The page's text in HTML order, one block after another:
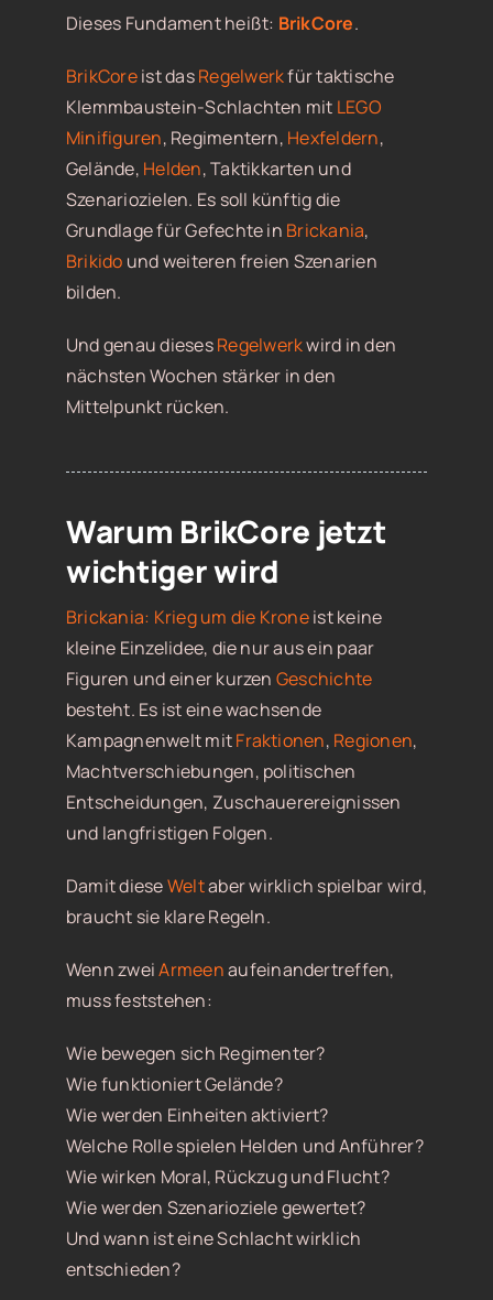
Dieses Fundament heißt: BrikCore.
BrikCoreist dasRegelwerkfür taktische
Klemmbaustein-Schlachten mit LEGO
Minifiguren, Regimentern, Hexfeldern,
Gelände, Helden, Taktikkarten und
Szenariozielen. Es soll künftig die
Grundlage für Gefechte in Brickania,
Brikido und weiteren freien Szenarien
bilden.
Und genau diesesRegelwerkwird in den
nächsten Wochen stärker in den
Mittelpunkt rücken.
Warum BrikCore jetzt
wichtiger wird
Brickania: Krieg um die Kroneist keine
kleine Einzelidee, die nur aus ein paar
Figuren und einer kurzen Geschichte
besteht. Es ist eine wachsende
Kampagnenwelt mitFraktionen, Regionen,
Machtverschiebungen, politischen
Entscheidungen, Zuschauerereignissen
und langfristigen Folgen.
Damit dieseWeltaber wirklich spielbar wird,
braucht sie klare Regeln.
Wenn zweiArmeenaufeinandertreffen,
muss feststehen:
Wie bewegen sich Regimenter?
Wie funktioniert Gelände?
Wie werden Einheiten aktiviert?
Welche Rolle spielen Helden und Anführer?
Wie wirken Moral, Rückzug und Flucht?
Wie werden Szenarioziele gewertet?
Und wann ist eine Schlacht wirklich
entschieden?